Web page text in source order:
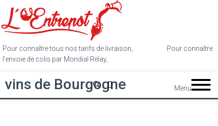
Pour connaître tous nos tarifs de livraison,
Pour connaître
l’envoie de colis par Mondial Relay,
Menu
vins de Bourgogne